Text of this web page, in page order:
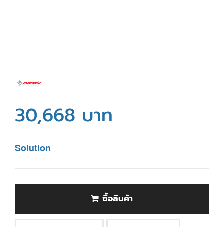
30,668 บาท
Solution
ซื้อสินค้า